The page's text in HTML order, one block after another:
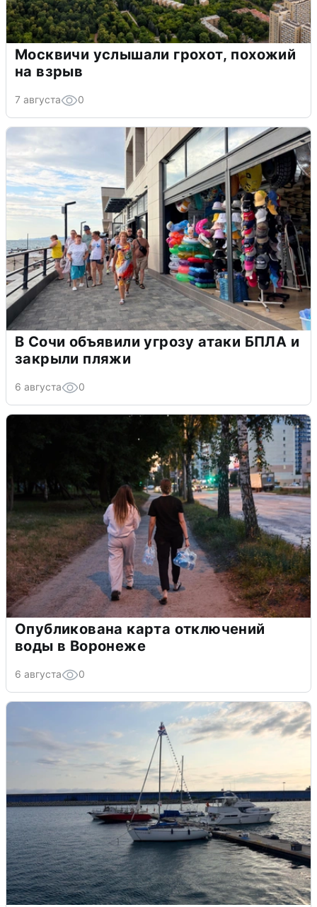
Москвичи услышали грохот, похожий
на взрыв
7 августа 0
В Сочи объявили угрозу атаки БПЛА и
закрыли пляжи
6 августа 0
Опубликована карта отключений
воды в Воронеже
6 августа 0